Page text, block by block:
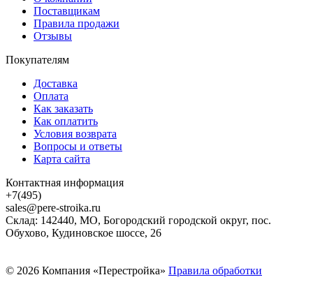
Поставщикам
Правила продажи
Отзывы
Покупателям
Доставка
Оплата
Как заказать
Как оплатить
Условия возврата
Вопросы и ответы
Карта сайта
Контактная информация
+7(495)
sales@pere-stroika.ru
Склад: 142440, МО, Богородский городской округ, пос.
Обухово, Кудиновское шоссе, 26
© 2026 Компания «Перестройка» Правила обработки